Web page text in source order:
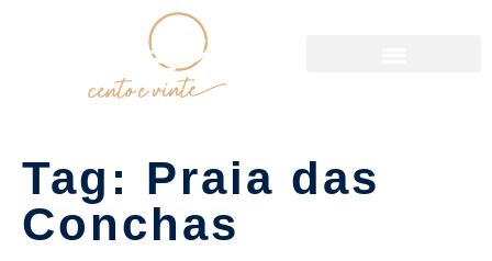
Tag: Praia das
Conchas